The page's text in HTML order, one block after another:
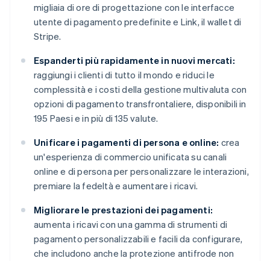
migliaia di ore di progettazione con le interfacce
utente di pagamento predefinite e Link, il wallet di
Stripe.
Espanderti più rapidamente in nuovi mercati:
raggiungi i clienti di tutto il mondo e riduci le
complessità e i costi della gestione multivaluta con
opzioni di pagamento transfrontaliere, disponibili in
195 Paesi e in più di 135 valute.
Unificare i pagamenti di persona e online: crea
un'esperienza di commercio unificata su canali
online e di persona per personalizzare le interazioni,
premiare la fedeltà e aumentare i ricavi.
Migliorare le prestazioni dei pagamenti:
aumenta i ricavi con una gamma di strumenti di
pagamento personalizzabili e facili da configurare,
che includono anche la protezione antifrode non